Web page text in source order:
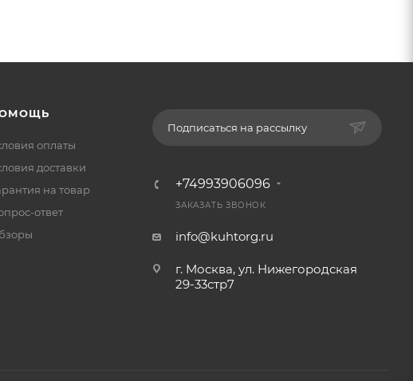
оплаты
доставки
на товар
ответ
Подписаться на рассылку
+74993906096
ЗАКАЗАТЬ ЗВОНОК
info@kuhtorg.ru
г. Москва, ул. Нижегородская
29-33стр7